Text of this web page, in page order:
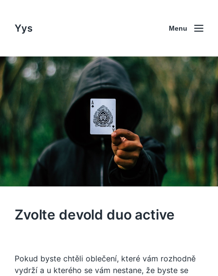
Yys Menu
Zvolte devold duo active
Pokud byste chtěli oblečení, které vám rozhodně
vydrží a u kterého se vám nestane, že byste se